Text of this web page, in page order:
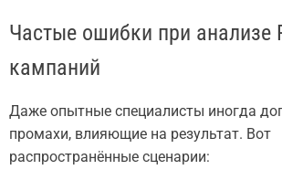
Частые ошибки при анализе
кампаний
Даже опытные специалисты иногда
промахи, влияющие на результат. Вот
распространённые сценарии: